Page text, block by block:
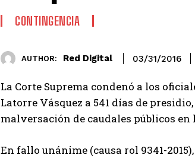
CONTINGENCIA
AUTHOR: Red Digital 03/31/2016
La Corte Suprema condenó a los
Latorre Vásquez a 541 días de
malversación de caudales públicos en
En fallo unánime (causa rol 9341-